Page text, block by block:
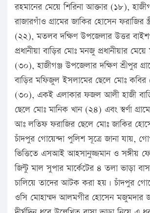
রহমানের মেয়ে শিরিনা আক্তার (১৮),
রাজারগাঁও গ্রামের জাকির হোসেন ফরাজির
(২২), মতলব দক্ষিণ উপজেলার উত্তর
প্রধানীয়া বাড়ির মোঃ মনজু প্রধানীয়ার
(৩০), হাজীগঞ্জ উপজেলার দক্ষিণ শ্রীপুর
বাড়ির মফিজুল ইসলামের ছেলে মোঃ
(৩০), একই এলাকার ফজল আলী হাজী
ছেলে মোঃ মানিক খান (২৪) এবং স্বর্ণা
আঃ লতিফ ফরাজির ছেলে মোঃ জাকির
চাঁদপুর গোয়েন্দা পুলিশ সূত্রে জানা যায়,
ভিত্তিতে এসআই আহসানুজ্জমান ও সঙ্গীয়
জিন্টু মাল সুপার মার্কেটের ৪ তলা ভাড়া
চালিয়ে তাদের আটক করা হয়। চাঁদপুর
ওসি মোহাম্মদ আলমগীর হোসেন মজুমদার